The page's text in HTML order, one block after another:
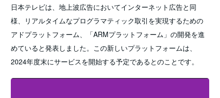
日本テレビは、地上波広告においてインターネット広告と同
様、リアルタイムなプログラマティック取引を実現するための
アドプラットフォーム、「ARMプラットフォーム」の開発を進
めていると発表しました。この新しいプラットフォームは、
2024年度末にサービスを開始する予定であるとのことです。